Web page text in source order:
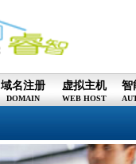
域名注册
DOMAIN
虚拟主机
WEB HOST
智